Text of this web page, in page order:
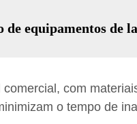
equipamentos de
com
o tempo de